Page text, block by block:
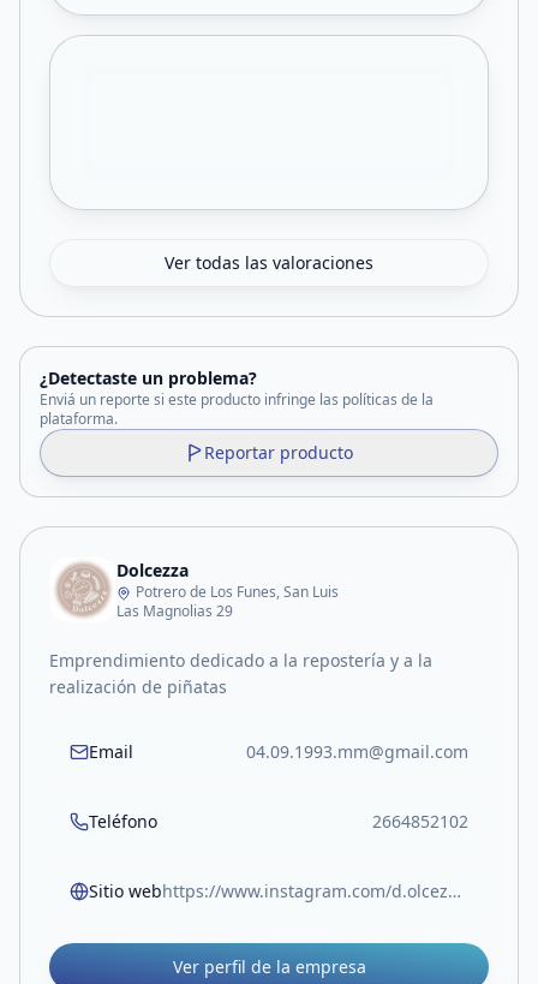
Ver todas las valoraciones
¿Detectaste un problema?
Enviá un reporte si este producto infringe las políticas de la
plataforma.
Reportar producto
Dolcezza
Potrero de Los Funes, San Luis
Las Magnolias 29
Emprendimiento dedicado a la repostería y a la
realización de piñatas
Email 04.09.1993.mm@gmail.com
Teléfono 2664852102
Sitio web https://www.instagram.com/d.olcezza.sl?igsh=MXF4emhubnBtMncwcw==
Ver perfil de la empresa